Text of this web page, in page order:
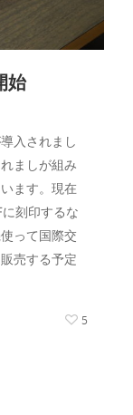
始
入されまし
ましが組み
ます。現在
刻印するな
って国際交
売する予定
5